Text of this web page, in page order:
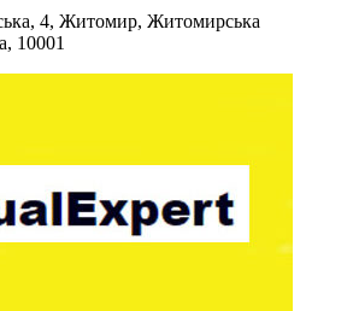
4, Житомир, Житомирська
10001